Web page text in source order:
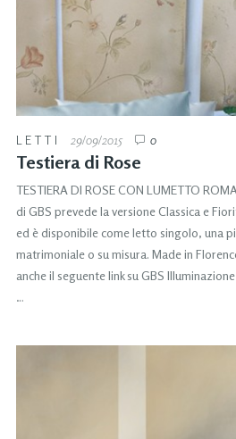
LETTI 29/09/2015 0
Testiera di Rose
TESTIERA DI ROSE CON LUMETTO
di GBS prevede la versione Classica e
ed è disponibile come letto singolo, una
matrimoniale o su misura. Made in
anche il seguente link su GBS
…